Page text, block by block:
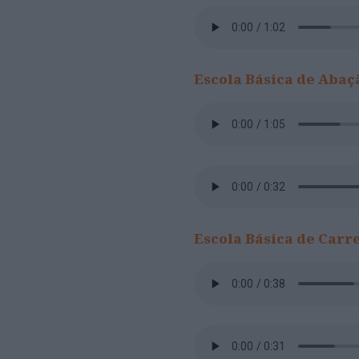
Escola Básica de
Escola Básica de